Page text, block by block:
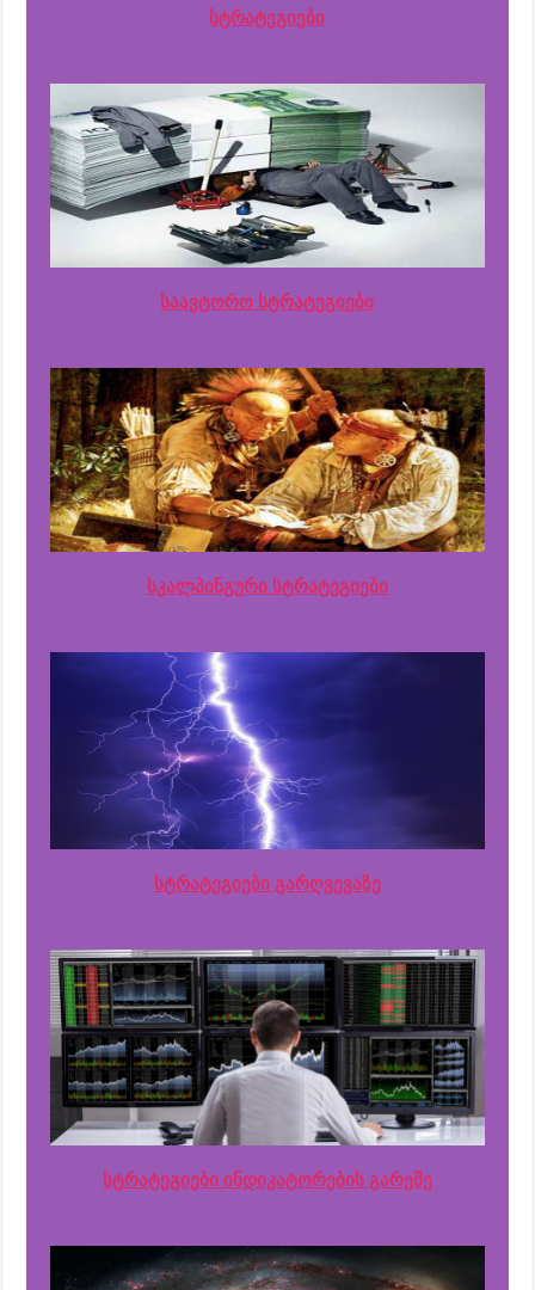
სტრატეგიები
საავტორო სტრატეგიები
სკალპინგური სტრატეგიები
სტრატეგიები გარღვევაზე
სტრატეგიები ინდიკატორების გარეშე